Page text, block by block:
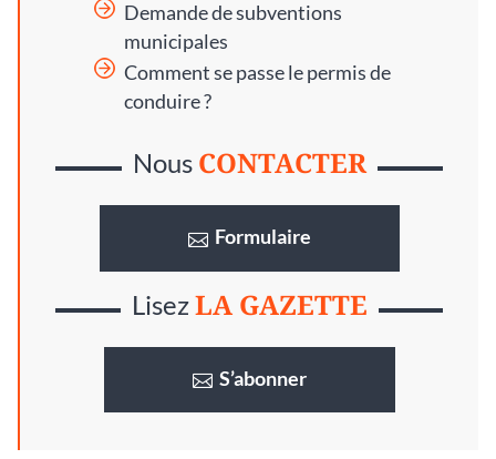
Demande de subventions
municipales
Comment se passe le permis de
conduire ?
Nous CONTACTER
Formulaire
LisezLA GAZETTE
S’abonner